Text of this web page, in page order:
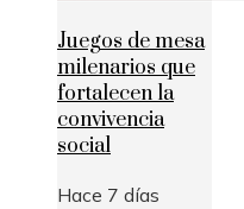
Juegos de mesa
milenarios que
fortalecen la
convivencia
social
Hace 7 días